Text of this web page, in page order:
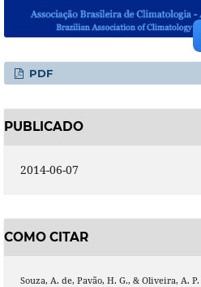
PDF
PUBLICADO
2014-06-07
COMO CITAR
Souza, A. de, Pavão, H. G., & Oliveira, A.